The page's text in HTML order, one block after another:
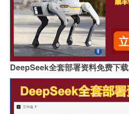
DeepSeek全套部署资料免费下载